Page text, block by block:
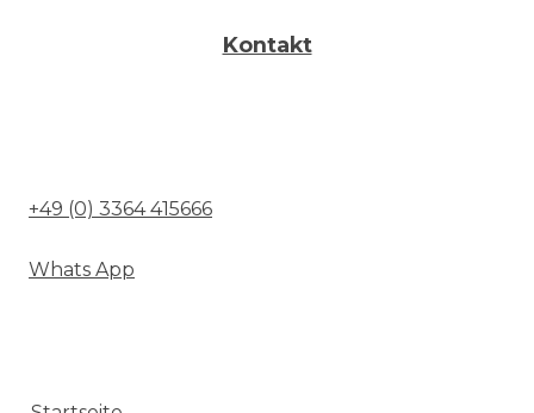
Kontakt
+49 (0) 3364 415666
Whats App